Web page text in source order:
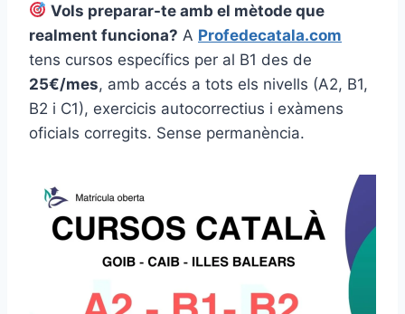
Vols preparar-te amb el mètode que
realment funciona? A Profedecatala.com
tens cursos específics per al B1 des de
25€/mes, amb accés a tots els nivells (A2, B1,
B2 i C1), exercicis autocorrectius i exàmens
oficials corregits. Sense permanència.